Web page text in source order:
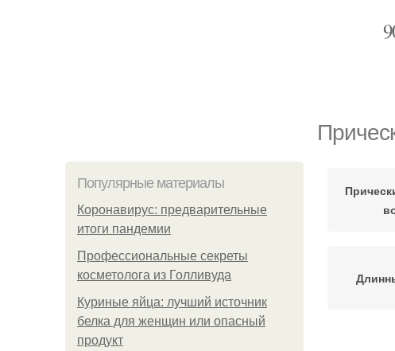
Популярные материалы
Коронавирус: предварительные
итоги пандемии
Профессиональные секреты
косметолога из Голливуда
Куриные яйца: лучший источник
белка для женщин или опасный
продукт